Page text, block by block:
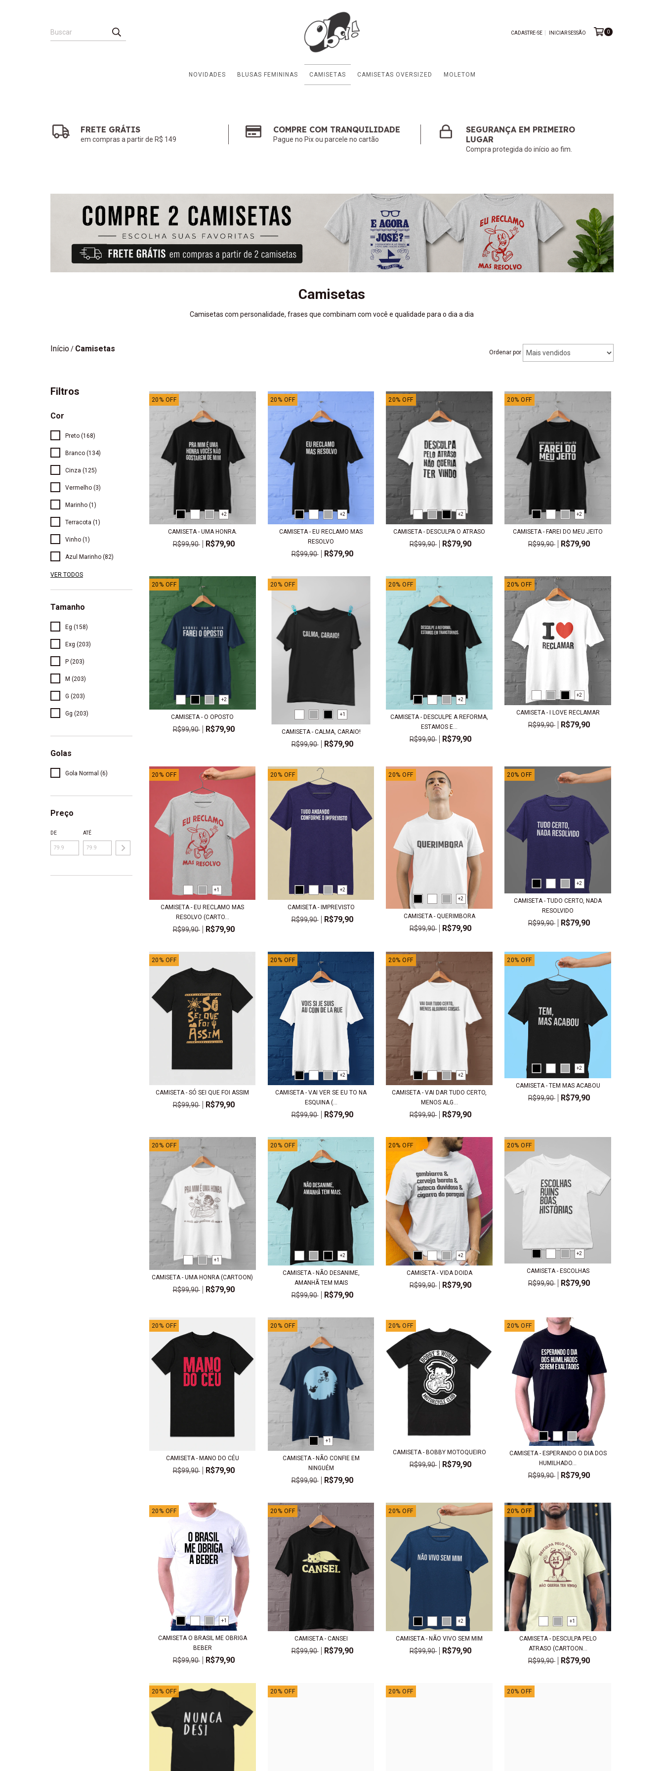
CADASTRE-SE INICIAR SESSÃO 0
NOVIDADES BLUSAS FEMININAS CAMISETAS CAMISETAS OVERSIZED MOLETOM
FRETE GRÁTIS
em compras a partir de R$ 149
COMPRE COM TRANQUILIDADE
Pague no Pix ou parcele no cartão
SEGURANÇA EM PRIMEIRO
LUGAR
Compra protegida do início ao fim.
Camisetas
Camisetas com personalidade, frases que combinam com você e qualidade para o dia a dia
Início/ Camisetas Ordenar por
Filtros
Cor
Preto (168)
Branco (134)
Cinza (125)
Vermelho (3)
Marinho (1)
Terracota (1)
Vinho (1)
Azul Marinho (82)
VER TODOS
Tamanho
Eg (158)
Exg (203)
P (203)
M (203)
G (203)
Gg (203)
Golas
Gola Normal (6)
Preço
DE ATÉ
20 % OFF
+2
CAMISETA - UMA HONRA.
R$99,90 R$79,90
20 % OFF
+2
CAMISETA - EU RECLAMO MAS
RESOLVO
R$99,90 R$79,90
20%OFF
+2
CAMISETA - DESCULPA O ATRASO
R$99,90 R$79,90
20%OFF
+2
CAMISETA - FAREI DO MEU JEITO
R$99,90 R$79,90
20 % OFF
+2
CAMISETA - O OPOSTO
R$99,90 R$79,90
20 % OFF
+1
CAMISETA - CALMA, CARAIO!
R$99,90 R$79,90
20%OFF
+2
CAMISETA - DESCULPE A REFORMA,
ESTAMOS E...
R$99,90 R$79,90
20%OFF
+2
CAMISETA - I LOVE RECLAMAR
R$99,90 R$79,90
20 % OFF
+1
CAMISETA - EU RECLAMO MAS
RESOLVO (CARTO...
R$99,90 R$79,90
20 % OFF
+2
CAMISETA - IMPREVISTO
R$99,90 R$79,90
20%OFF
+2
CAMISETA - QUERIMBORA
R$99,90 R$79,90
20%OFF
+2
CAMISETA - TUDO CERTO, NADA
RESOLVIDO
R$99,90 R$79,90
20 % OFF
CAMISETA - SÓ SEI QUE FOI ASSIM
R$99,90 R$79,90
20 % OFF
+2
CAMISETA - VAI VER SE EU TO NA
ESQUINA (...
R$99,90 R$79,90
20%OFF
+2
CAMISETA - VAI DAR TUDO CERTO,
MENOS ALG...
R$99,90 R$79,90
20%OFF
+2
CAMISETA - TEM MAS ACABOU
R$99,90 R$79,90
20 % OFF
+1
CAMISETA - UMA HONRA (CARTOON)
R$99,90 R$79,90
20 % OFF
+2
CAMISETA - NÃO DESANIME,
AMANHÃ TEM MAIS
R$99,90 R$79,90
20%OFF
+2
CAMISETA - VIDA DOIDA
R$99,90 R$79,90
20%OFF
+2
CAMISETA - ESCOLHAS
R$99,90 R$79,90
20 % OFF
CAMISETA - MANO DO CÉU
R$99,90 R$79,90
20 % OFF
+1
CAMISETA - NÃO CONFIE EM
NINGUÉM
R$99,90 R$79,90
20%OFF
CAMISETA - BOBBY MOTOQUEIRO
R$99,90 R$79,90
20%OFF
CAMISETA - ESPERANDO O DIA DOS
HUMILHADO...
R$99,90 R$79,90
20 % OFF
+1
CAMISETA O BRASIL ME OBRIGA
BEBER
R$99,90 R$79,90
20 % OFF
CAMISETA - CANSEI
R$99,90 R$79,90
20%OFF
+2
CAMISETA - NÃO VIVO SEM MIM
R$99,90 R$79,90
20%OFF
+1
CAMISETA - DESCULPA PELO
ATRASO (CARTOON...
R$99,90 R$79,90
20 % OFF 20 % OFF 20%OFF 20%OFF